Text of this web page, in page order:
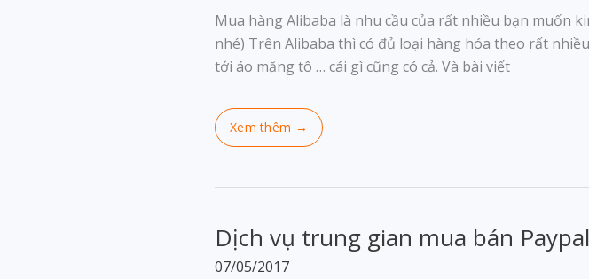
Mua hàng Alibaba là nhu cầu của rất nhiều bạn muốn
nhé) Trên Alibaba thì có đủ loại hàng hóa theo rất
tới áo măng tô … cái gì cũng có cả. Và bài viết
Dịch vụ trung gian mua bán Paypal
07/05/2017